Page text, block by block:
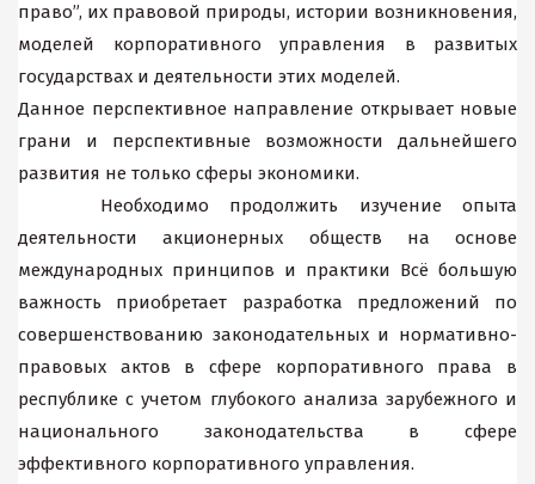
право”, их правовой природы, истории возникновения,
моделей корпоративного управления в развитых
государствах и деятельности этих моделей.
Данное перспективное направление открывает новые
грани и перспективные возможности дальнейшего
развития не только сферы экономики.
Необходимо продолжить изучение опыта
деятельности акционерных обществ на основе
международных принципов и практики Всё большую
важность приобретает разработка предложений по
совершенствованию законодательных и нормативно-
правовых актов в сфере корпоративного права в
республике с учетом глубокого анализа зарубежного и
национального законодательства в сфере
эффективного корпоративного управления.